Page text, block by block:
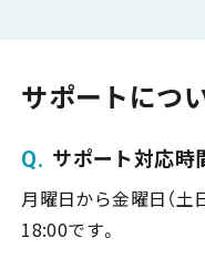
サポートにつ
サポート対応時
月曜日から金曜日（土
18:00です。